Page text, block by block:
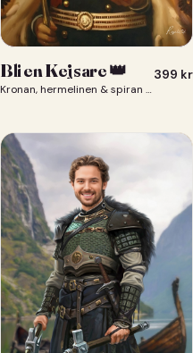
Bli en Kejsare 👑
Kronan, hermelinen & spiran — du som kejsare 👑
399 kr